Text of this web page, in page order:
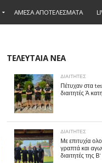
ΑΜΕΣΑ ΑΠΟΤΕΛΕΣΜΑΤΑ
ΤΕΛΕΥΤΑΙΑ ΝΕΑ
ΔΙΑΙΤΗΤΕΣ
Πέτυχαν στα
διαιτητές Ά
ΔΙΑΙΤΗΤΕΣ
Με επιτυχία
γραπτά και
διαιτητές της